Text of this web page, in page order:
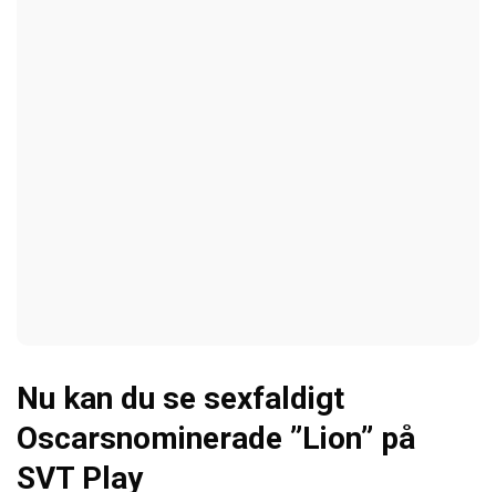
Nu kan du se sexfaldigt
Oscarsnominerade ”Lion” på
SVT Play